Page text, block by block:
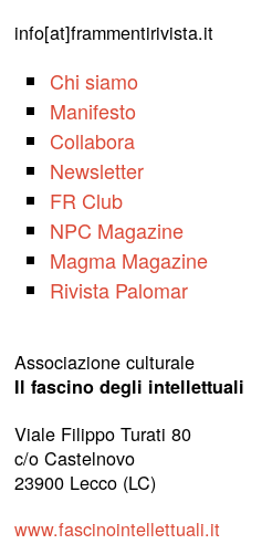
info[at]frammentirivista.it
Chi siamo
Manifesto
Collabora
Newsletter
FR Club
NPC Magazine
Magma Magazine
Rivista Palomar
Associazione culturale
Il fascino degli intellettuali
Viale Filippo Turati 80
c/o Castelnovo
23900 Lecco (LC)
www.fascinointellettuali.it